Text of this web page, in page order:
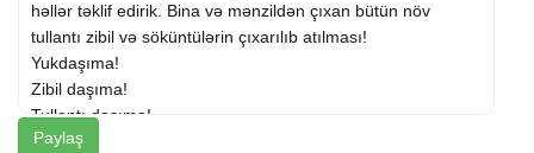
həllər təklif edirik. Bina və mənzildən çıxan bütün növ
tullantı zibil və söküntülərin çıxarılıb atılması!
Yukdaşıma!
Zibil daşıma!
Tullantı daşıma!
İcare!
Paylaş